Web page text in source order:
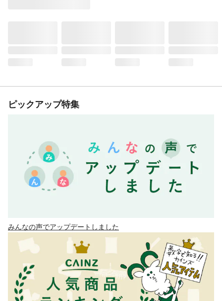
ピックアップ特集
みんなの声でアップデートしました